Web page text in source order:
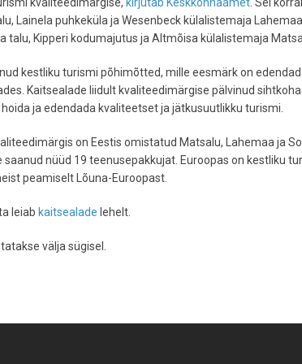
Lainela puhkeküla ja Wesenbeck külalistemaja
talu, Kipperi kodumajutus ja Altmõisa külalistemaja
kestliku turismi põhimõtted, mille eesmärk on
Kaitsealade liidult kvaliteedimärgise pälvinud
ja edendada kvaliteetset ja jätkusuutlikku turismi.
on Eestis omistatud Matsalu, Lahemaa ja
nüüd 19 teenusepakkujat. Euroopas on kestliku
peamiselt Lõuna-Euroopast.
leiab kaitsealade lehelt.
välja sügisel.